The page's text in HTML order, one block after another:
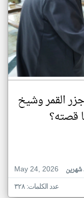
القمر وشيخ
قصته؟
May 24, 2026
شهرين
عدد الكلمات: ٣٢٨